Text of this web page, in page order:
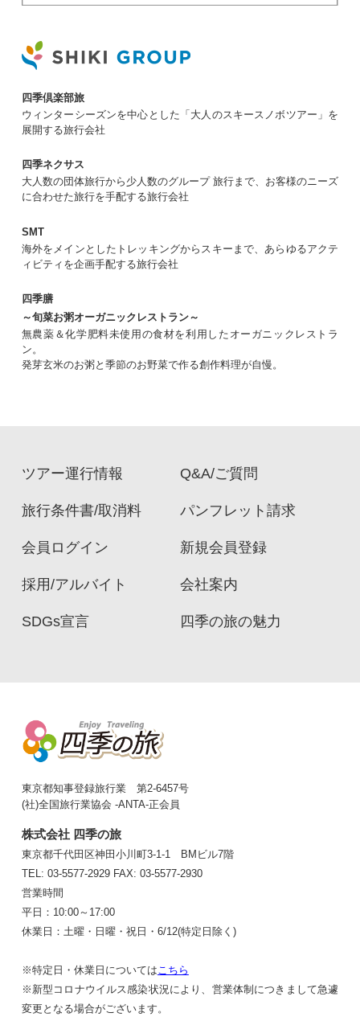
四季倶楽部旅
ウィンターシーズンを中心とした「大人のスキースノボツアー」を
展開する旅行会社
四季ネクサス
大人数の団体旅行から少人数のグループ 旅行まで、お客様のニーズ
に合わせた旅行を手配する旅行会社
SMT
海外をメインとしたトレッキングからスキーまで、あらゆるアクテ
ィビティを企画手配する旅行会社
四季膳
～旬菜お粥オーガニックレストラン～
無農薬＆化学肥料未使用の食材を利用したオーガニックレストラ
ン。
発芽玄米のお粥と季節のお野菜で作る創作料理が自慢。
ツアー運行情報 Q&A/ご質問
旅行条件書/取消料 パンフレット請求
会員ログイン 新規会員登録
採用/アルバイト 会社案内
SDGs宣言 四季の旅の魅力
東京都知事登録旅行業 第2-6457号
(社)全国旅行業協会 -ANTA-正会員
株式会社 四季の旅
東京都千代田区神田小川町3-1-1 BMビル7階
TEL: 03-5577-2929FAX: 03-5577-2930
営業時間
平日：10:00～17:00
休業日：土曜・日曜・祝日・6/12(特定日除く)
※特定日・休業日についてはこちら
※新型コロナウイルス感染状況により、営業体制につきまして急遽
変更となる場合がございます。